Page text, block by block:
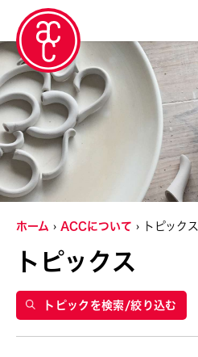
グランティ
Abby Robinson
Charles Reinhart
Crossing Borders Music
Elise Thoron
Shuji Takashina
ホーム ACCについて トピックス
トピックス
トピックを検索/絞り込む